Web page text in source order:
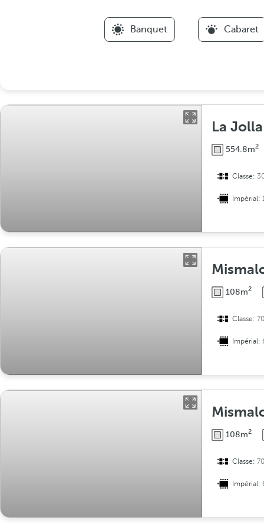
Banquet Cabaret
La
554.8m2
Classe:
Impérial:
108m2
Classe:
Impérial:
108m2
Classe:
Impérial: